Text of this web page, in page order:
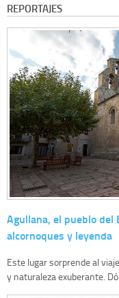
REPORTAJES
Agullana, el pueblo
alcornoques y leyenda
Este lugar sorprende al
y naturaleza exuberante.